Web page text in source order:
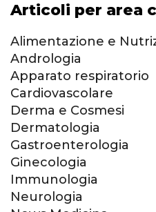
Articoli per area
Alimentazione e
Andrologia
Apparato respiratorio
Cardiovascolare
Derma e Cosmesi
Dermatologia
Gastroenterologia
Ginecologia
Immunologia
Neurologia